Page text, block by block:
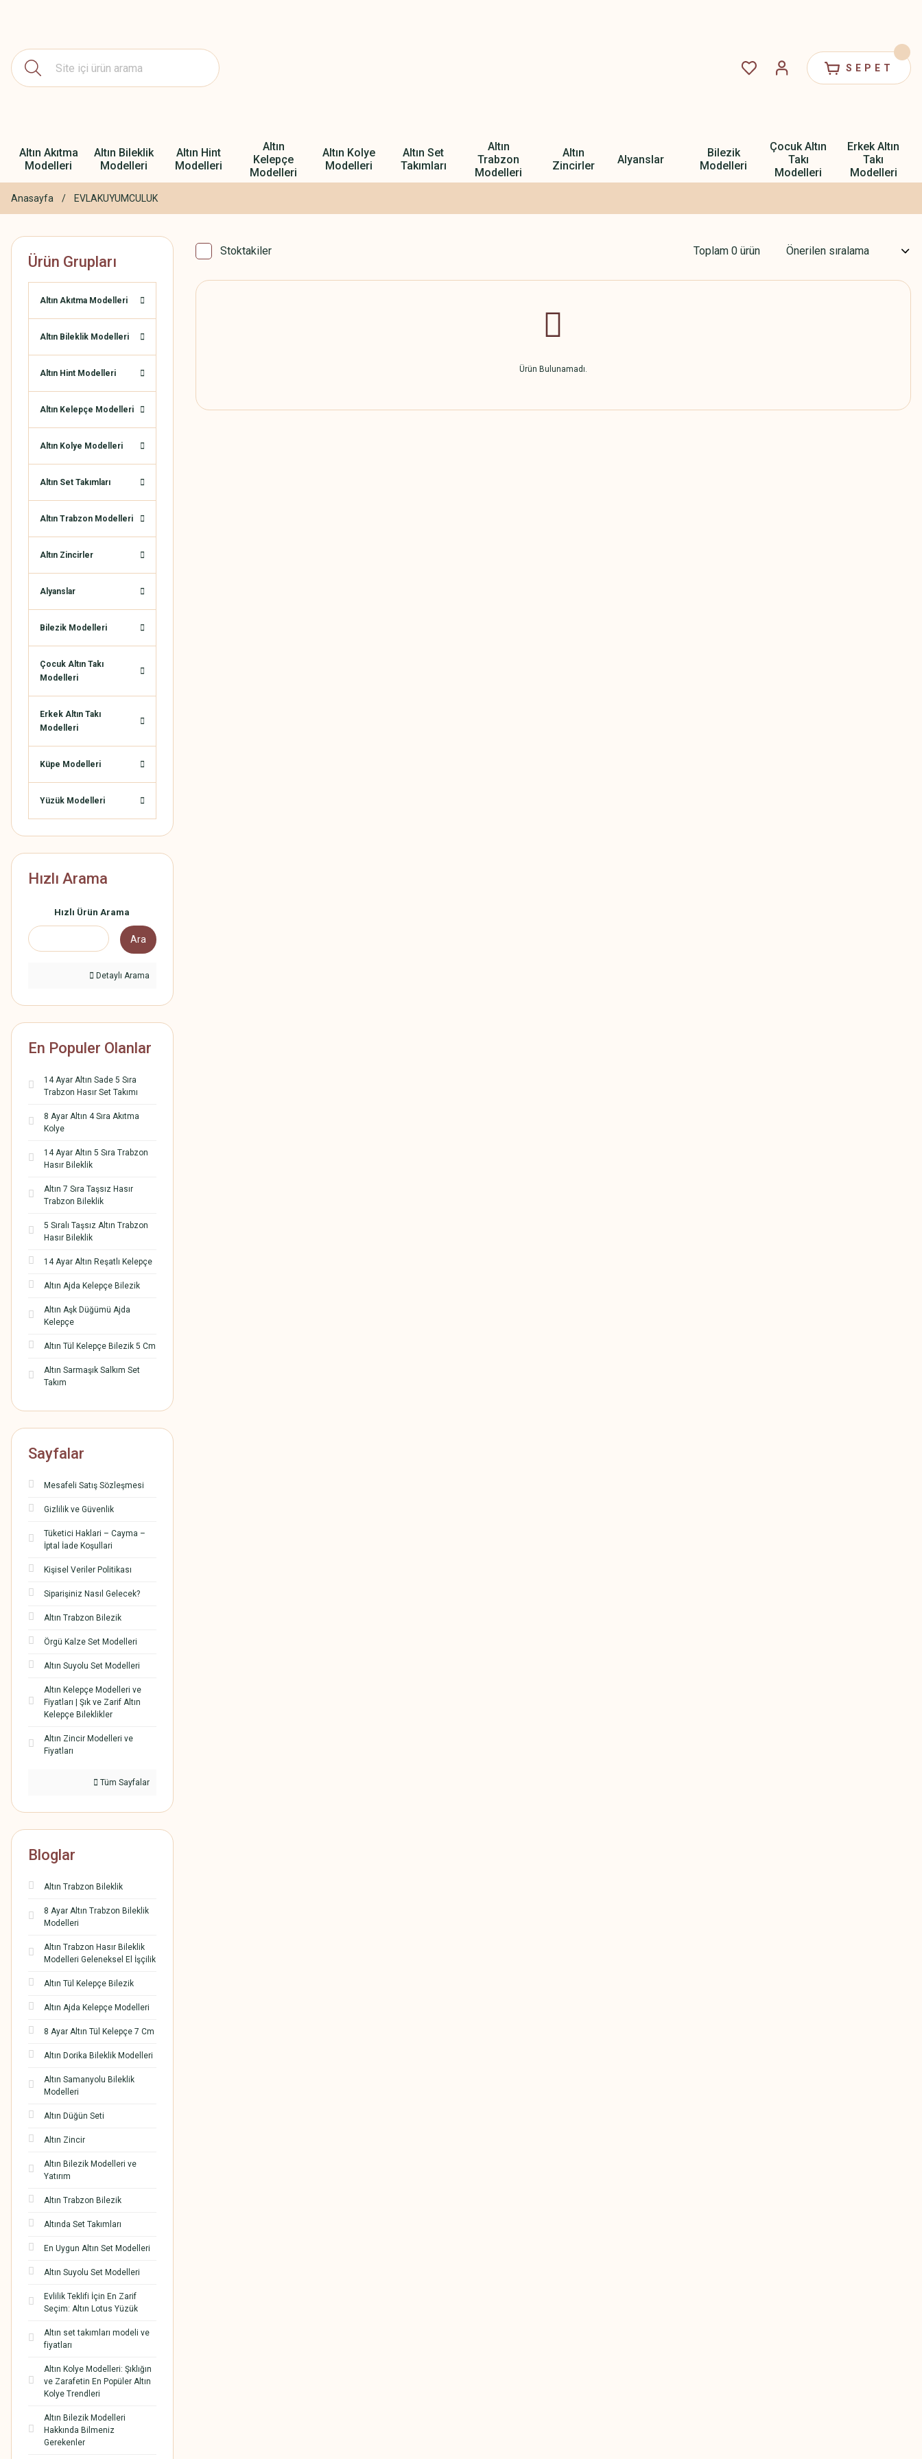
SEPET
Altın Akıtma
Modelleri
Altın Bileklik
Modelleri
Altın Hint
Modelleri
Altın
Kelepçe
Modelleri
Altın Kolye
Modelleri
Altın Set
Takımları
Altın
Trabzon
Modelleri
Altın
Zincirler
Alyanslar
Bilezik
Modelleri
Çocuk Altın
Takı
Modelleri
Erkek Altın
Takı
Modelleri
Anasayfa EVLAKUYUMCULUK
Ürün Grupları
Altın Akıtma Modelleri
Altın Bileklik Modelleri
Altın Hint Modelleri
Altın Kelepçe Modelleri
Altın Kolye Modelleri
Altın Set Takımları
Altın Trabzon Modelleri
Altın Zincirler
Alyanslar
Bilezik Modelleri
Çocuk Altın Takı
Modelleri
Erkek Altın Takı
Modelleri
Küpe Modelleri
Yüzük Modelleri
Hızlı Arama
Hızlı Ürün Arama
Ara
Detaylı Arama
En Populer Olanlar
14 Ayar Altın Sade 5 Sıra
Trabzon Hasır Set Takımı
8 Ayar Altın 4 Sıra Akıtma
Kolye
14 Ayar Altın 5 Sıra Trabzon
Hasır Bileklik
Altın 7 Sıra Taşsız Hasır
Trabzon Bileklik
5 Sıralı Taşsız Altın Trabzon
Hasır Bileklik
14 Ayar Altın Reşatlı Kelepçe
Altın Ajda Kelepçe Bilezik
Altın Aşk Düğümü Ajda
Kelepçe
Altın Tül Kelepçe Bilezik 5 Cm
Altın Sarmaşık Salkım Set
Takım
Sayfalar
Mesafeli Satış Sözleşmesi
Gizlilik ve Güvenlik
Tüketici Haklari – Cayma –
İptal İade Koşullari
Kişisel Veriler Politikası
Siparişiniz Nasıl Gelecek?
Altın Trabzon Bilezik
Örgü Kalze Set Modelleri
Altın Suyolu Set Modelleri
Altın Kelepçe Modelleri ve
Fiyatları | Şık ve Zarif Altın
Kelepçe Bileklikler
Altın Zincir Modelleri ve
Fiyatları
Tüm Sayfalar
Bloglar
Altın Trabzon Bileklik
8 Ayar Altın Trabzon Bileklik
Modelleri
Altın Trabzon Hasır Bileklik
Modelleri Geleneksel El İşçilik
Altın Tül Kelepçe Bilezik
Altın Ajda Kelepçe Modelleri
8 Ayar Altın Tül Kelepçe 7 Cm
Altın Dorika Bileklik Modelleri
Altın Samanyolu Bileklik
Modelleri
Altın Düğün Seti
Altın Zincir
Altın Bilezik Modelleri ve
Yatırım
Altın Trabzon Bilezik
Altında Set Takımları
En Uygun Altın Set Modelleri
Altın Suyolu Set Modelleri
Evlilik Teklifi İçin En Zarif
Seçim: Altın Lotus Yüzük
Altın set takımları modeli ve
fiyatları
Altın Kolye Modelleri: Şıklığın
ve Zarafetin En Popüler Altın
Kolye Trendleri
Altın Bilezik Modelleri
Hakkında Bilmeniz
Gerekenler
Stoktakiler Toplam 0 ürün
Ürün Bulunamadı.